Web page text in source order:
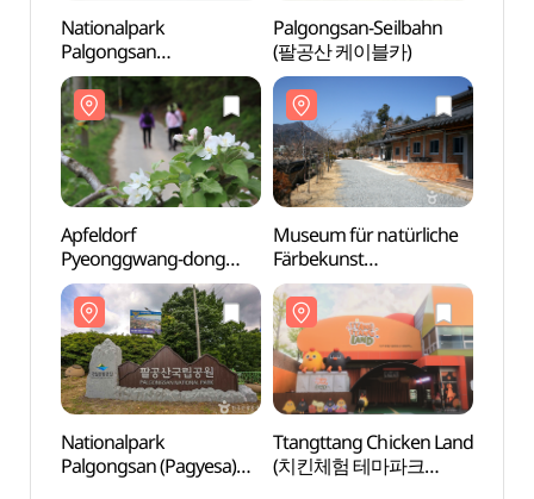
Nationalpark
Palgongsan
(Donghwasa)
(팔공산국립공원
(동화사지구))
Palgongsan-Seilbahn
(팔공산 케이블카)
Apfeldorf
Pyeonggwang-dong
(평광동 사과마을)
Museum für natürliche
Färbekunst
(자연염색박물관)
Nationalpark
Palgongsan (Pagyesa)
Ttangttang Chicken Land
(치킨체험 테마파크